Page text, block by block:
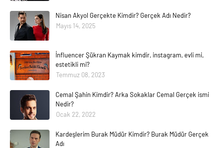
Nisan Akyol Gerçekte Kimdir? Gerçek Adı Nedir?
Mayıs 14, 2025
İnfluencer Şükran Kaymak kimdir, instagram, evli mi,
estetikli mi?
Temmuz 08, 2023
Cemal Şahin Kimdir? Arka Sokaklar Cemal Gerçek ismi
Nedir?
Ocak 22, 2022
Kardeşlerim Burak Müdür Kimdir? Burak Müdür Gerçek
Adı